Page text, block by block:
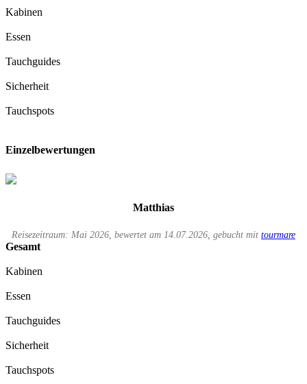
Kabinen
Essen
Tauchguides
Sicherheit
Tauchspots
Einzelbewertungen
Matthias
Reisezeitraum: Mai 2026, bewertet am 14.07.2026, gebucht mit tourmare
Gesamt
Kabinen
Essen
Tauchguides
Sicherheit
Tauchspots